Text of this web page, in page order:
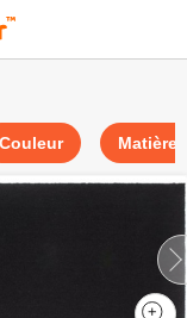
Couleur Matière